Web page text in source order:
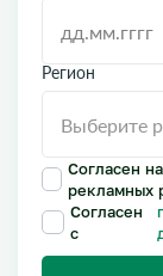
Регион
Согласен
рекламных
Согласен
с